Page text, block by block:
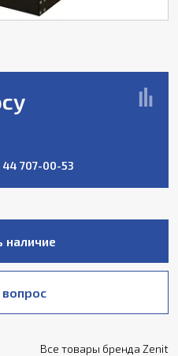
44 707-00-53
наличие
вопрос
Все товары бренда Zenit